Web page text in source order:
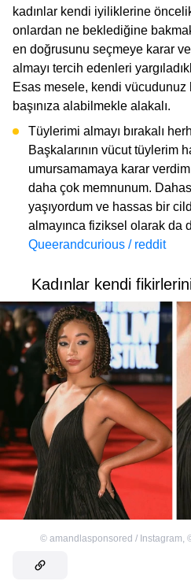
kadınlar kendi iyiliklerine
onlardan ne beklediğine
en doğrusunu seçmeye karar
almayı tercih edenleri
Esas mesele, kendi vücudunuz
başınıza alabilmekle alakalı.
Tüylerimi almayı bırakalı
Başkalarının vücut tüylerim
umursamamaya karar
daha çok memnunum.
yaşıyordum ve hassas bir
almayınca fiziksel olarak da
Queerandcurious / reddit
Kadınlar kendi
© amandlasponsored / Instagram,